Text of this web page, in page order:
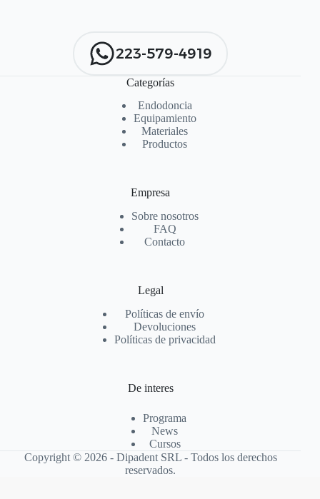
223-579-4919
Categorías
Endodoncia
Equipamiento
Materiales
Productos
Empresa
Sobre nosotros
FAQ
Contacto
Legal
Políticas de envío
Devoluciones
Políticas de privacidad
De interes
Programa
News
Cursos
Copyright © 2026 - Dipadent SRL - Todos los derechos
reservados.